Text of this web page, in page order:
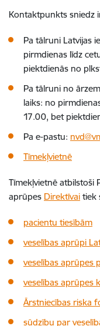
Kontaktpunkts sniedz
Pa tālruni Latvijas
pirmdienas līdz
piektdienās no
Pa tālruni no
laiks: no
17.00, bet
Pa e-pastu:
Tīmekļvietnē
Tīmekļvietnē atbilstoši
aprūpes Direktīvai tiek
pacientu tiesībām
veselības aprūpi
veselības aprūpes
veselības aprūpes
Ārstniecības riska
sūdzību par